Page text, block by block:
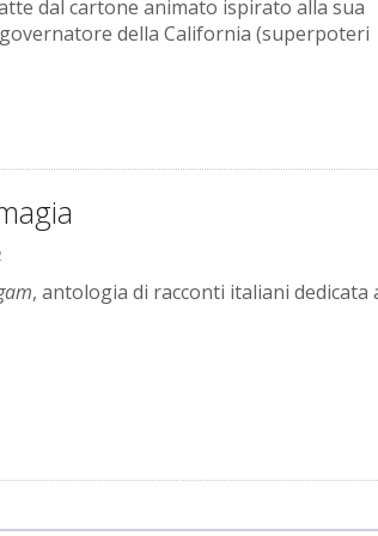
dal cartone animato ispirato alla sua
della California (superpoteri
, antologia di racconti italiani dedicata